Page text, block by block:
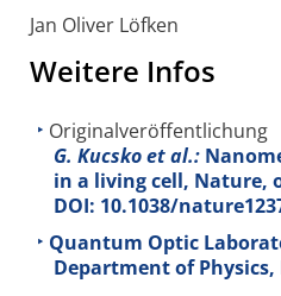
Jan Oliver Löfken
Weitere Infos
Originalveröffentlichung
G. Kucsko et al.:
in a living cell, Nature,
DOI: 10.1038/
Quantum Optic
Department of